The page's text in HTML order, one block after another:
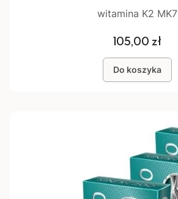
witamina K2 MK7
Cena
105,00 zł
Do koszyka